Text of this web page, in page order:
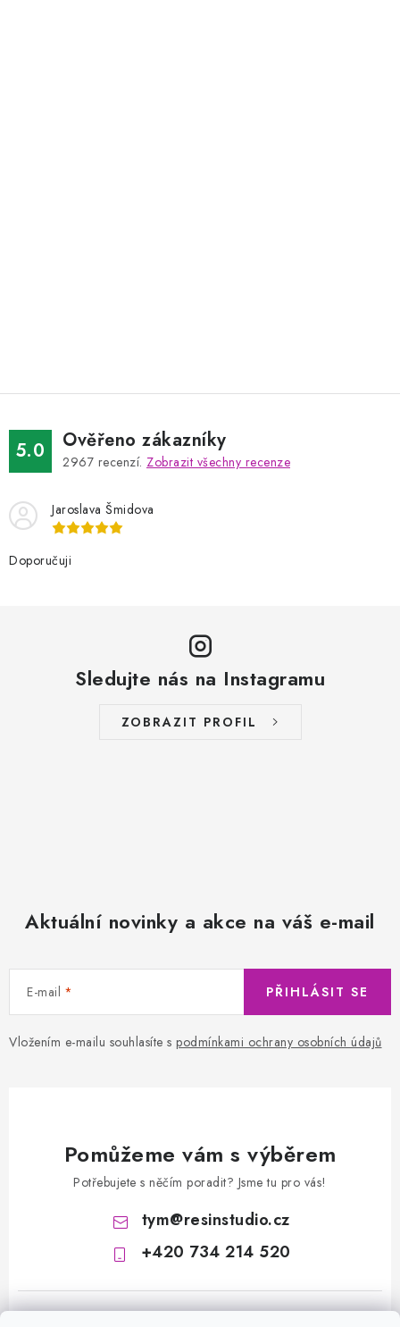
5.0 Ověřeno zákazníky
2967 recenzí. Zobrazit všechny recenze
Jaroslava Šmidova
Doporučuji
Sledujte nás na Instagramu
ZOBRAZIT PROFIL
Aktuální novinky a akce na váš e-mail
E-mail
Vložením e-mailu souhlasíte s podmínkami ochrany osobních údajů
PŘIHLÁSIT SE
Pomůžeme vám s výběrem
Potřebujete s něčím poradit? Jsme tu pro vás!
tym@resinstudio.cz
+420 734 214 520